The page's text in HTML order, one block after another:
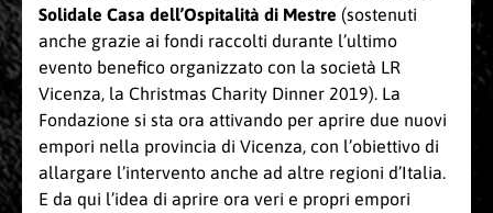
Solidale Casa dell’Ospitalità di Mestre (sostenuti
anche grazie ai fondi raccolti durante l’ultimo
evento benefico organizzato con la società LR
Vicenza, la Christmas Charity Dinner 2019). La
Fondazione si sta ora attivando per aprire due nuovi
empori nella provincia di Vicenza, con l’obiettivo di
allargare l’intervento anche ad altre regioni d’Italia.
E da qui l’idea di aprire ora veri e propri empori